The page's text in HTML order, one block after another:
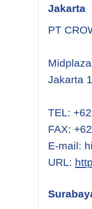
Jakarta
PT
Jakarta
TEL:
FAX:
E-mail:
URL: